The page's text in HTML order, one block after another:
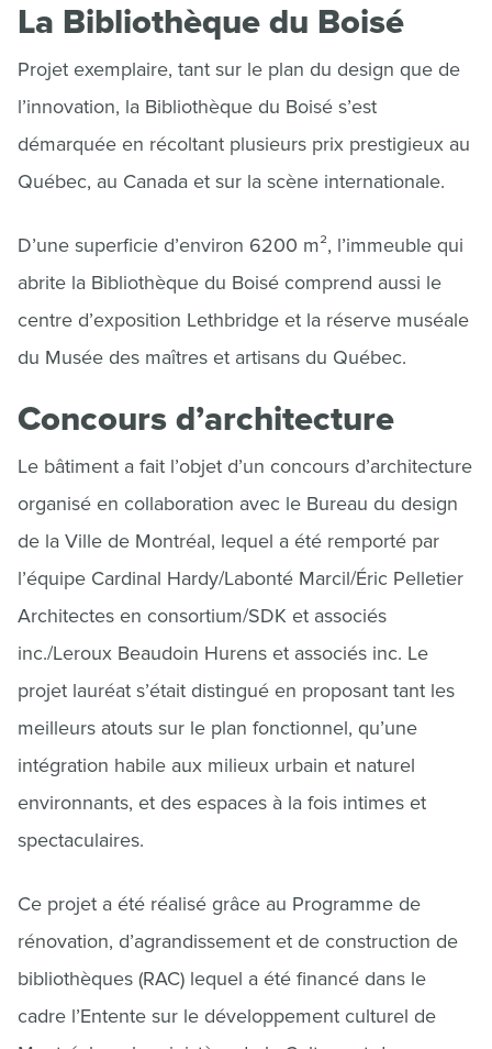
La Bibliothèque du Boisé
Projet exemplaire, tant sur le plan du design que de
l’innovation, la Bibliothèque du Boisé s’est
démarquée en récoltant plusieurs prix prestigieux au
Québec, au Canada et sur la scène internationale.
D’une superficie d’environ 6200 m², l’immeuble qui
abrite la Bibliothèque du Boisé comprend aussi le
centre d’exposition Lethbridge et la réserve muséale
du Musée des maîtres et artisans du Québec.
Concours d’architecture
Le bâtiment a fait l’objet d’un concours d’architecture
organisé en collaboration avec le Bureau du design
de la Ville de Montréal, lequel a été remporté par
l’équipe Cardinal Hardy/Labonté Marcil/Éric Pelletier
Architectes en consortium/SDK et associés
inc./Leroux Beaudoin Hurens et associés inc. Le
projet lauréat s’était distingué en proposant tant les
meilleurs atouts sur le plan fonctionnel, qu’une
intégration habile aux milieux urbain et naturel
environnants, et des espaces à la fois intimes et
spectaculaires.
Ce projet a été réalisé grâce au Programme de
rénovation, d’agrandissement et de construction de
bibliothèques (RAC) lequel a été financé dans le
cadre l’Entente sur le développement culturel de